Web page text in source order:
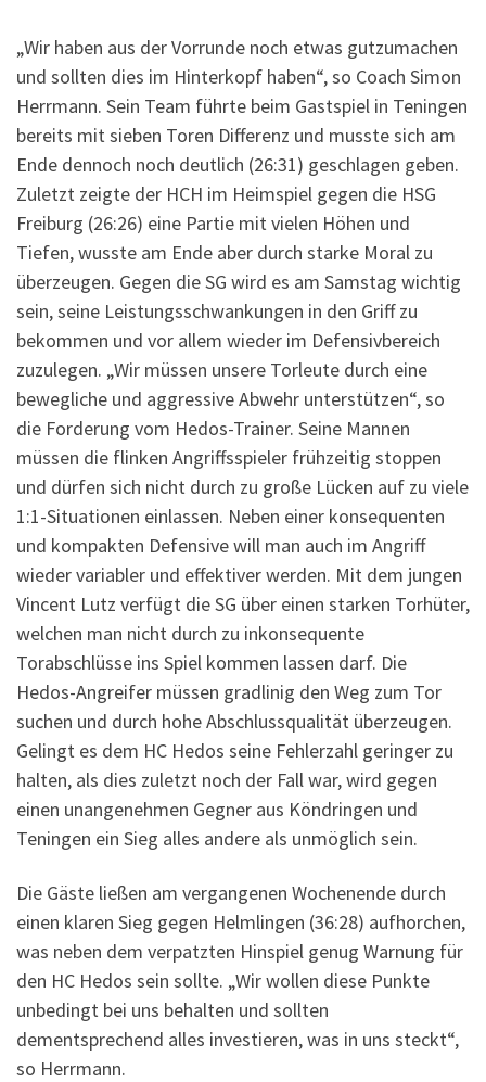
„Wir haben aus der Vorrunde noch etwas gutzumachen
und sollten dies im Hinterkopf haben“, so Coach Simon
Herrmann. Sein Team führte beim Gastspiel in Teningen
bereits mit sieben Toren Differenz und musste sich am
Ende dennoch noch deutlich (26:31) geschlagen geben.
Zuletzt zeigte der HCH im Heimspiel gegen die HSG
Freiburg (26:26) eine Partie mit vielen Höhen und
Tiefen, wusste am Ende aber durch starke Moral zu
überzeugen. Gegen die SG wird es am Samstag wichtig
sein, seine Leistungsschwankungen in den Griff zu
bekommen und vor allem wieder im Defensivbereich
zuzulegen. „Wir müssen unsere Torleute durch eine
bewegliche und aggressive Abwehr unterstützen“, so
die Forderung vom Hedos-Trainer. Seine Mannen
müssen die flinken Angriffsspieler frühzeitig stoppen
und dürfen sich nicht durch zu große Lücken auf zu viele
1:1-Situationen einlassen. Neben einer konsequenten
und kompakten Defensive will man auch im Angriff
wieder variabler und effektiver werden. Mit dem jungen
Vincent Lutz verfügt die SG über einen starken Torhüter,
welchen man nicht durch zu inkonsequente
Torabschlüsse ins Spiel kommen lassen darf. Die
Hedos-Angreifer müssen gradlinig den Weg zum Tor
suchen und durch hohe Abschlussqualität überzeugen.
Gelingt es dem HC Hedos seine Fehlerzahl geringer zu
halten, als dies zuletzt noch der Fall war, wird gegen
einen unangenehmen Gegner aus Köndringen und
Teningen ein Sieg alles andere als unmöglich sein.
Die Gäste ließen am vergangenen Wochenende durch
einen klaren Sieg gegen Helmlingen (36:28) aufhorchen,
was neben dem verpatzten Hinspiel genug Warnung für
den HC Hedos sein sollte. „Wir wollen diese Punkte
unbedingt bei uns behalten und sollten
dementsprechend alles investieren, was in uns steckt“,
so Herrmann.